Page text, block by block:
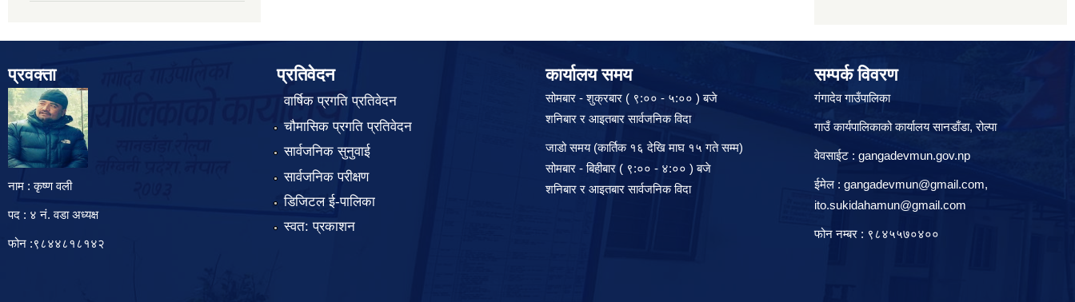
प्रवक्ता
नाम : कृष्ण वली
पद : ४ नं. वडा अध्यक्ष
फोन :९८४४८१८१४२
प्रतिवेदन
वार्षिक प्रगति प्रतिवेदन
चौमासिक प्रगति प्रतिवेदन
सार्वजनिक सुनुवाई
सार्वजनिक परीक्षण
डिजिटल ई-पालिका
स्वत: प्रकाशन
कार्यालय समय
सोमबार - शुक्रबार ( ९:०० - ५:०० ) बजे
शनिबार र आइतबार सार्वजनिक विदा
जाडो समय (कार्तिक १६ देखि माघ १५ गते सम्म)
सोमबार - बिहीबार ( ९:०० - ४:०० ) बजे
शनिबार र आइतबार सार्वजनिक विदा
सम्पर्क विवरण
गंगादेव गाउँपालिका
गाउँ कार्यपालिकाको कार्यालय सानडाँडा, रो‍‍ल्पा
वेवसाईट : gangadevmun.gov.np
ईमेल : gangadevmun@gmail.com,
ito.sukidahamun@gmail.com
फोन नम्बर : ९८४५५७०४००